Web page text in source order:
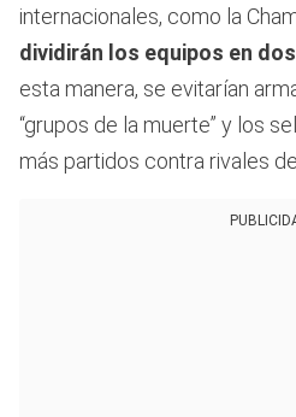
internacionales, como la
dividirán los equipos en
esta manera, se evitarían
“grupos de la muerte” y los
más partidos contra rivales